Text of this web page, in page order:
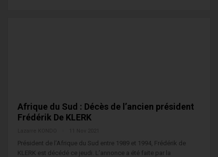
Afrique du Sud : Décès de l’ancien président
Frédérik De KLERK
Président de l’Afrique du Sud entre 1989 et 1994, Frédérik de
KLERK est décédé ce jeudi. L’annonce a été faite par la